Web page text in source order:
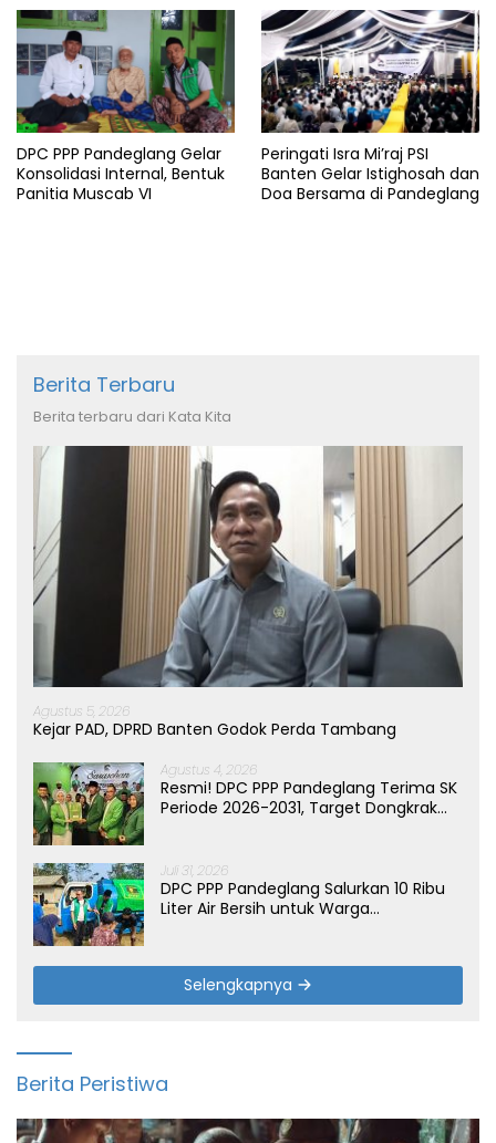
DPC PPP Pandeglang Gelar
Konsolidasi Internal, Bentuk
Panitia Muscab VI
Peringati Isra Mi’raj PSI
Banten Gelar Istighosah dan
Doa Bersama di Pandeglang
Berita Terbaru
Berita terbaru dari Kata Kita
Agustus 5, 2026
Kejar PAD, DPRD Banten Godok Perda Tambang
Agustus 4, 2026
Resmi! DPC PPP Pandeglang Terima SK
Periode 2026-2031, Target Dongkrak
Juli 31, 2026
DPC PPP Pandeglang Salurkan 10 Ribu
Liter Air Bersih untuk Warga
Selengkapnya
Berita Peristiwa